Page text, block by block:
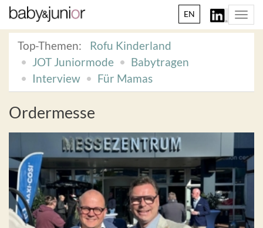
EN
Top-Themen:
Rofu Kinderland
JOT Juniormode
Babytragen
Interview
Für Mamas
Ordermesse